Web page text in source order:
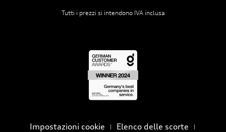
Tutti i prezzi si intendono IVA inclusa
Impostazioni cookie Elenco delle scorte